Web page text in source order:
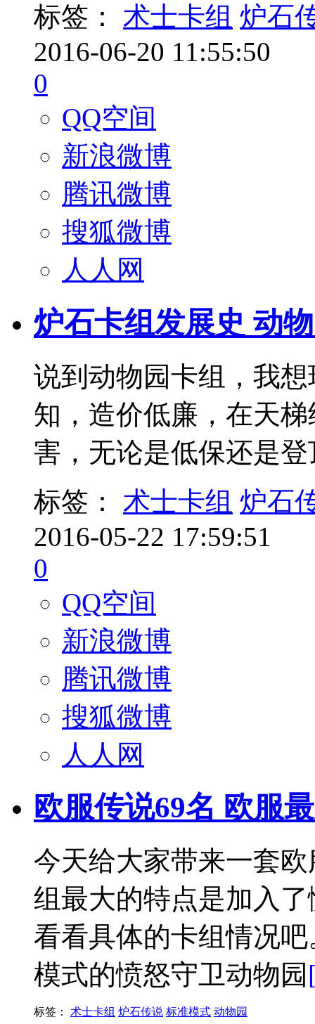
标签：
术士卡组 炉石
2016-06-20 11:55:50
0
QQ空间
新浪微博
腾讯微博
搜狐微博
人人网
炉石卡组发展史 动
说到动物园卡组，我
知，造价低廉，在天
害，无论是低保还是
标签：
术士卡组 炉石
2016-05-22 17:59:51
0
QQ空间
新浪微博
腾讯微博
搜狐微博
人人网
欧服传说69名 欧服
今天给大家带来一套
组最大的特点是加入
看看具体的卡组情况
模式的愤怒守卫动物园
标签： 术士卡组 炉石传说 标准模式 动物园